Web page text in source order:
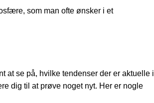
som man ofte ønsker i et
at se på, hvilke tendenser der er aktuelle i
dig til at prøve noget nyt. Her er nogle